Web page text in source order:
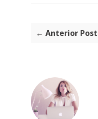
← Anterior Post